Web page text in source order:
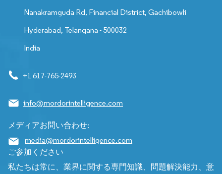
Nanakramguda Rd, Financial District, Gachibowli
Hyderabad, Telangana - 500032
India
+1 617-765-2493
info@mordorintelligence.com
メディアお問い合わせ:
media@mordorintelligence.com
ご参加ください
私たちは常に、業界に関する専門知識、問題解決能力、意